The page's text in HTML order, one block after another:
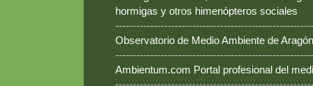
hormigas y otros himenópteros sociales
Observatorio de Medio Ambiente de Aragón
Ambientum.com Portal profesional del